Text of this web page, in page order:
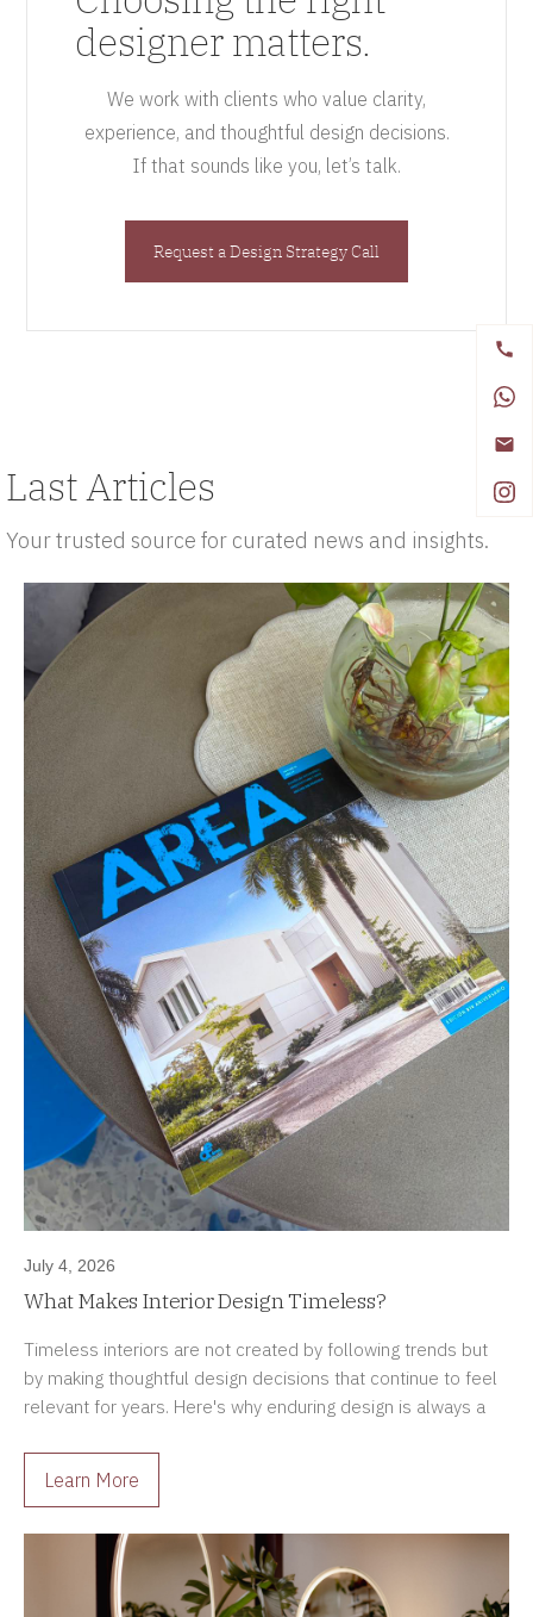
designer matters.
We work with clients who value clarity,
experience, and thoughtful design decisions.
If that sounds like you, let’s talk.
Request a Design Strategy Call
Last Articles
Your trusted source for curated news and insights.
July 4, 2026
What Makes Interior Design Timeless?
Timeless interiors are not created by following trends but
by making thoughtful design decisions that continue to feel
relevant for years. Here's why enduring design is always a
Learn More